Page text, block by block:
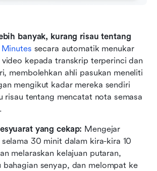
banyak, kurang risau tentang
secara automatik menukar
video kepada transkrip terperinci dan
membolehkan ahli pasukan meneliti
mengikut kadar mereka sendiri
risau tentang mencatat nota semasa
yang cekap: Mengejar
30 minit dalam kira-kira 10
melaraskan kelajuan putaran,
bahagian senyap, dan melompat ke